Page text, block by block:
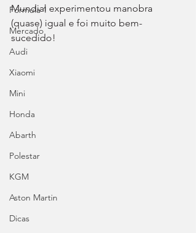
Fórmula 1
Mercado
Audi
Xiaomi
Mini
Honda
Abarth
Polestar
KGM
Aston Martin
Dicas
Mundial experimentou manobra
(quase) igual e foi muito bem-
sucedido!